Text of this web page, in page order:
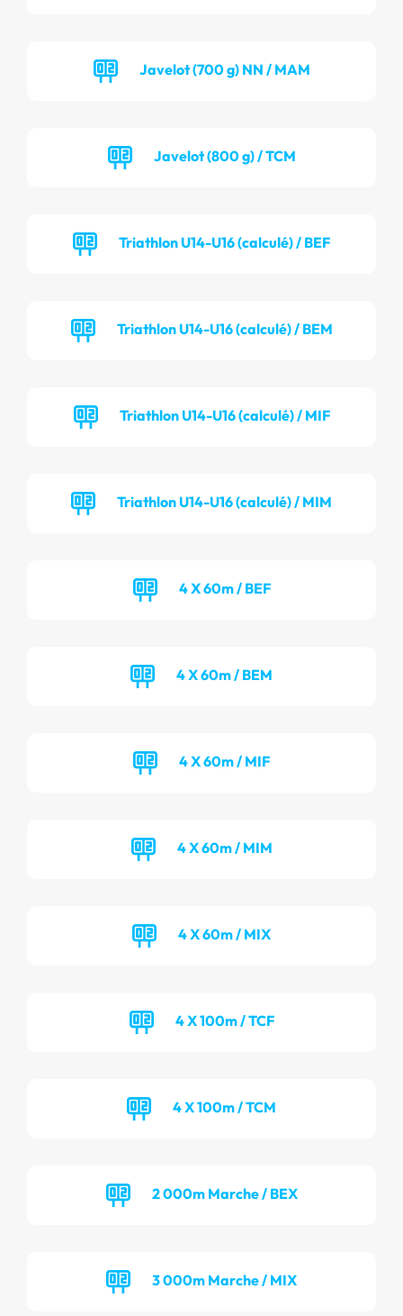
Javelot (700 g) NN / MAM
Javelot (800 g) / TCM
Triathlon U14-U16 (calculé) / BEF
Triathlon U14-U16 (calculé) / BEM
Triathlon U14-U16 (calculé) / MIF
Triathlon U14-U16 (calculé) / MIM
4 X 60m / BEF
4 X 60m / BEM
4 X 60m / MIF
4 X 60m / MIM
4 X 60m / MIX
4 X 100m / TCF
4 X 100m / TCM
2 000m Marche / BEX
3 000m Marche / MIX